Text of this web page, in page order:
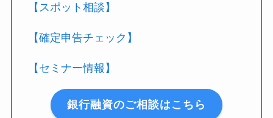
【スポット相談】
【確定申告チェック】
【セミナー情報】
銀行融資のご相談はこちら